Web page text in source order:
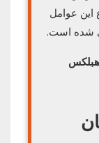
عوامل
شده است.